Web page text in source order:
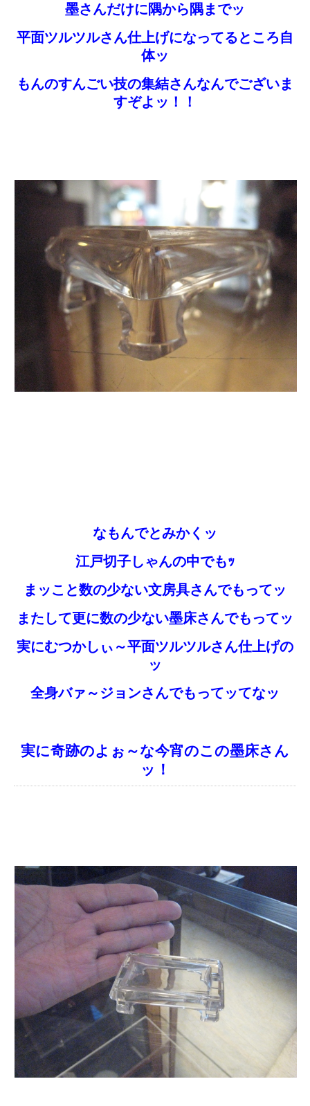
墨さんだけに隅から隅までッ
平面ツルツルさん仕上げになってるところ自
体ッ
もんのすんごい技の集結さんなんでございま
すぞよッ！！
なもんでとみかくッ
江戸切子しゃんの中でもｯ
まッこと数の少ない文房具さんでもってッ
またして更に数の少ない墨床さんでもってッ
実にむつかしぃ～平面ツルツルさん仕上げの
ッ
全身バァ～ジョンさんでもってッてなッ
実に奇跡のよぉ～な今宵のこの墨床さん
ッ！